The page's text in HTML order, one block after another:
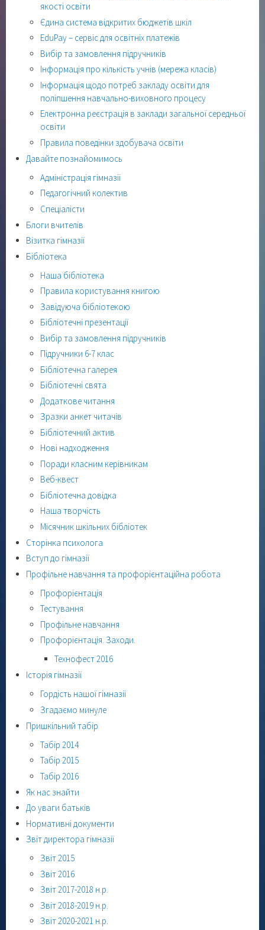
якості освіти
Єдина система відкритих бюджетів шкіл
EduPay – сервіс для освітніх платежів
Вибір та замовлення підручників
Інформація про кількість учнів (мережа класів)
Інформація щодо потреб закладу освіти для
поліпшення навчально-виховного процесу
Електронна реєстрація в заклади загальної середньої
освіти
Правила поведінки здобувача освіти
Давайте познайомимось
Адміністрація гімназії
Педагогічний колектив
Спеціалісти
Блоги вчителів
Візитка гімназії
Бібліотека
Наша бібліотека
Правила користування книгою
Завідуюча бібліотекою
Бібліотечні презентації
Вибір та замовлення підручників
Підручники 6-7 клас
Бібліотечна галерея
Бібліотечні свята
Додаткове читання
Зразки анкет читачів
Бібліотечний актив
Нові надходження
Поради класним керівникам
Веб-квест
Бібліотечна довідка
Наша творчість
Місячник шкільних бібліотек
Сторінка психолога
Вступ до гімназії
Профільне навчання та профорієнтаційна робота
Профорієнтація
Тестування
Профільне навчання
Профорієнтація. Заходи.
Технофест 2016
Історія гімназії
Гордість нашої гімназії
Згадаємо минуле
Пришкільний табір
Табір 2014
Табір 2015
Табір 2016
Як нас знайти
До уваги батьків
Нормативні документи
Звіт директора гімназії
Звіт 2015
Звіт 2016
Звіт 2017-2018 н.р.
Звіт 2018-2019 н.р.
Звіт 2020-2021 н.р.